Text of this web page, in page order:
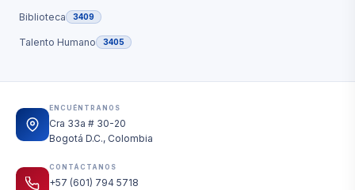
Biblioteca 3409
Talento Humano 3405
ENCUÉNTRANOS
Cra 33a # 30-20
Bogotá D.C., Colombia
CONTÁCTANOS
+57 (601) 794 5718